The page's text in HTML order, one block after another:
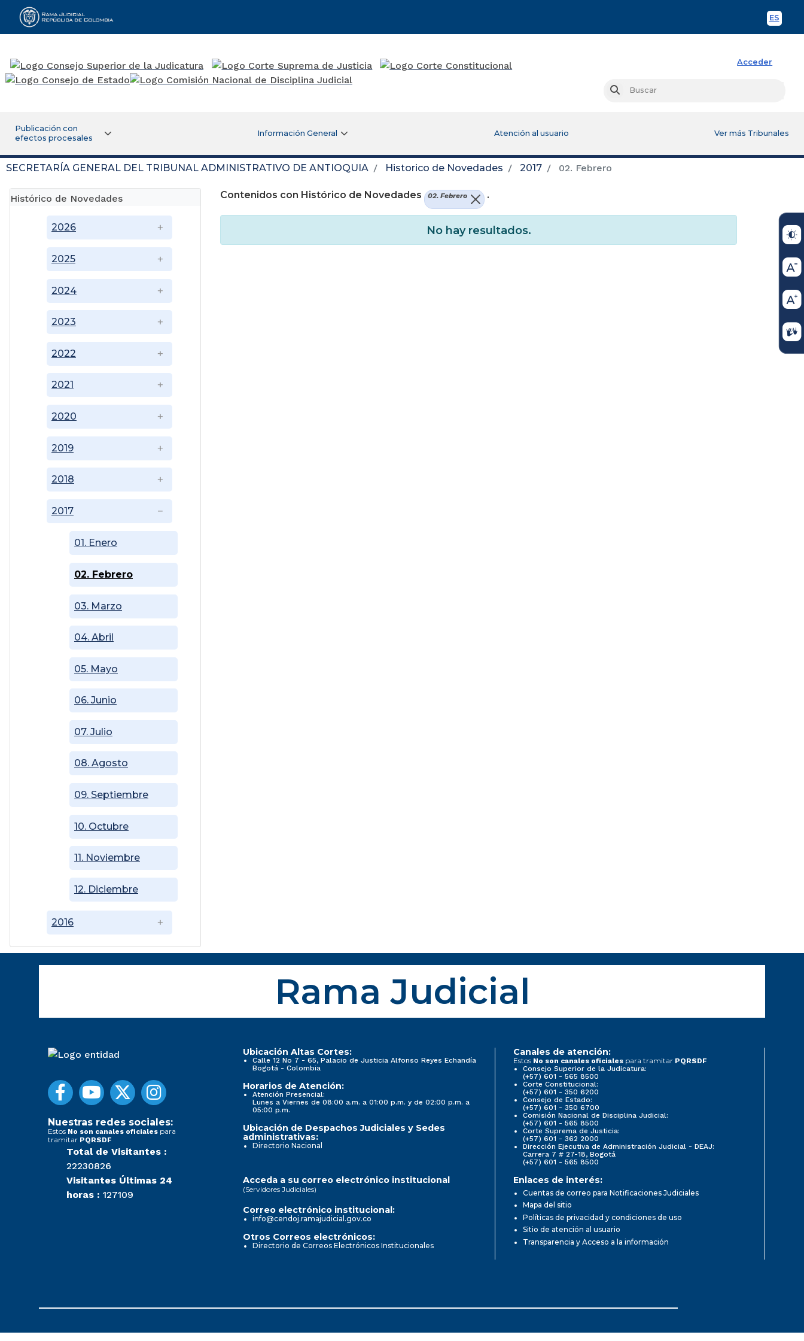
ES
Rama Judicial
Acceder
Buscar
Publicación con
efectos procesales
Información General Atención al usuario Ver más Tribunales
SECRETARÍA GENERAL DEL TRIBUNAL ADMINISTRATIVO DE ANTIOQUIA Historico de Novedades 2017 02. Febrero
Histórico de Novedades
2016
2017
01. Enero
02. Febrero
03. Marzo
04. Abril
05. Mayo
06. Junio
07. Julio
08. Agosto
09. Septiembre
10. Octubre
11. Noviembre
12. Diciembre
2018
2019
2020
2021
2022
2023
2024
2025
2026
Contenidos con Histórico de Novedades 02. Febrero .
No hay resultados.
Rama Judicial
Nuestras redes sociales:
Estos No son canales oficiales para
tramitar PQRSDF
Total de Visitantes :
22230826
Visitantes Últimas 24
horas : 127109
Ubicación Altas Cortes:
Calle 12 No 7 - 65, Palacio de Justicia Alfonso Reyes Echandía
Bogotá - Colombia
Horarios de Atención:
Atención Presencial:
Lunes a Viernes de 08:00 a.m. a 01:00 p.m. y de 02:00 p.m. a
05:00 p.m.
Ubicación de Despachos Judiciales y Sedes
administrativas:
Directorio Nacional
Canales de atención:
Estos No son canales oficiales para tramitar PQRSDF
Consejo Superior de la Judicatura:
(+57) 601 - 565 8500
Corte Constitucional:
(+57) 601 - 350 6200
Consejo de Estado:
(+57) 601 - 350 6700
Comisión Nacional de Disciplina Judicial:
(+57) 601 - 565 8500
Corte Suprema de Justicia:
(+57) 601 - 362 2000
Dirección Ejecutiva de Administración Judicial - DEAJ:
Carrera 7 # 27-18, Bogotá
(+57) 601 - 565 8500
Acceda a su correo electrónico institucional
(Servidores Judiciales)
Correo electrónico institucional:
info@cendoj.ramajudicial.gov.co
Otros Correos electrónicos:
Directorio de Correos Electrónicos Institucionales
Enlaces de interés:
Cuentas de correo para Notificaciones Judiciales
Mapa del sitio
Políticas de privacidad y condiciones de uso
Sitio de atención al usuario
Transparencia y Acceso a la información